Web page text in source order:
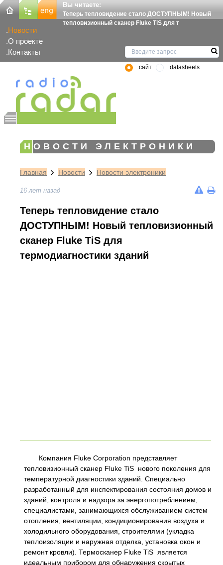
Вы читаете:
Теперь тепловидение стало ДОСТУПНЫМ! Новый
тепловизионный сканер Fluke TiS для т
Новости
О проекте
Контакты
сайт datasheets
НОВОСТИ ЭЛЕКТРОНИКИ
Главная Новости Новости электроники
16 лет назад
Теперь тепловидение стало
ДОСТУПНЫМ! Новый тепловизионный
сканер Fluke TiS для
термодиагностики зданий
Компания Fluke Corporation представляет
тепловизионный сканер Fluke TiS нового поколения для
температурной диагностики зданий. Специально
разработанный для инспектирования состояния домов и
зданий, контроля и надзора за энергопотреблением,
специалистами, занимающихся обслуживанием систем
отопления, вентиляции, кондиционирования воздуха и
холодильного оборудования, строителями (укладка
теплоизоляции и наружная отделка, установка окон и
ремонт кровли). Термосканер Fluke TiS является
идеальным прибором для обнаружения скрытых